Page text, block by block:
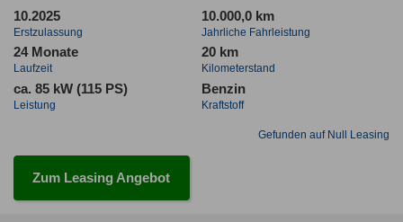
10.2025
Erstzulassung
10.000,0 km
Jahrliche Fahrleistung
24 Monate
Laufzeit
20 km
Kilometerstand
ca. 85 kW (115 PS)
Leistung
Benzin
Kraftstoff
Gefunden auf Null Leasing
Zum Leasing Angebot